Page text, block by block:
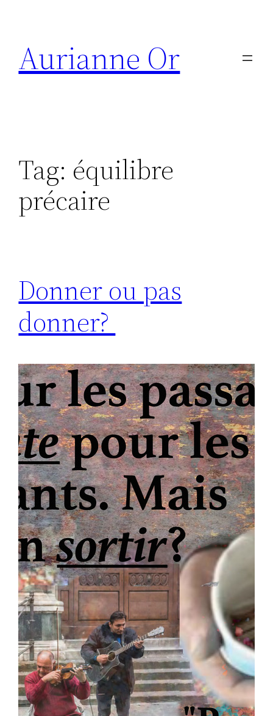
content
Aurianne Or
Tag: équilibre
précaire
Donner ou pas
donner?